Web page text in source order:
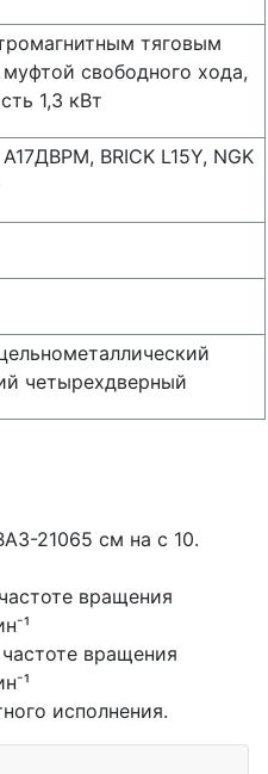
тяговым
свободного хода,
1,3 кВт
BRICK L15Y, NGK
четырехдверный
21065 см на с 10.
вращения
-¹
вращения
-¹
исполнения.